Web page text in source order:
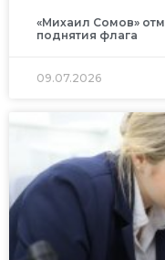
«Михаил Сомов»
поднятия флага
09.07.2026